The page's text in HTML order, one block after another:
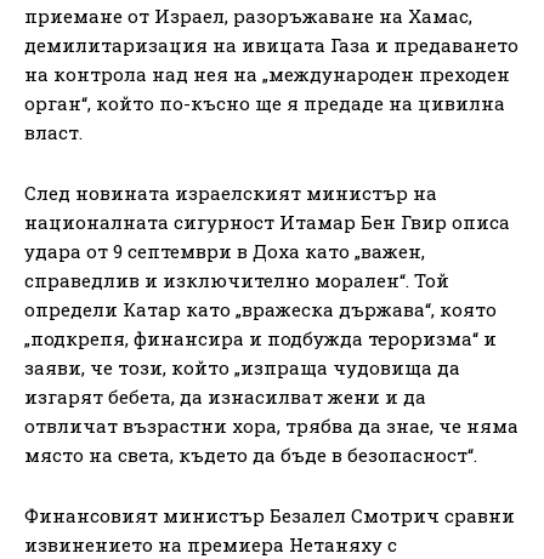
приемане от Израел, разоръжаване на Хамас,
демилитаризация на ивицата Газа и предаването
на контрола над нея на „международен преходен
орган“, който по-късно ще я предаде на цивилна
власт.
След новината израелският министър на
националната сигурност Итамар Бен Гвир описа
удара от 9 септември в Доха като „важен,
справедлив и изключително морален“. Той
определи Катар като „вражеска държава“, която
„подкрепя, финансира и подбужда тероризма“ и
заяви, че този, който „изпраща чудовища да
изгарят бебета, да изнасилват жени и да
отвличат възрастни хора, трябва да знае, че няма
място на света, където да бъде в безопасност“.
Финансовият министър Безалел Смотрич сравни
извинението на премиера Нетаняху с